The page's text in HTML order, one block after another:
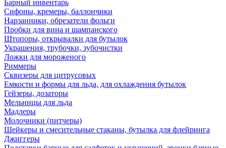
Барный инвентарь
Сифоны, кремеры, баллончики
Нарзанники, обрезатели фольги
Пробки для вина и шампанского
Штопоры, открывалки для бутылок
Украшения, трубочки, зубочистки
Ложки для мороженого
Риммеры
Сквизеры для цитрусовых
Емкости и формы для льда, для охлаждения бутылок
Гейзеры, дозаторы
Мельницы для льда
Мадлеры
Молочники (питчеры)
Шейкеры и смесительные стаканы, бутылка для флейринга
Джиггеры